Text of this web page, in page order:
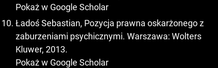
Pokaż w Google Scholar
Ładoś Sebastian, Pozycja prawna oskarżonego z
zaburzeniami psychicznymi. Warszawa: Wolters
Kluwer, 2013.
Pokaż w Google Scholar